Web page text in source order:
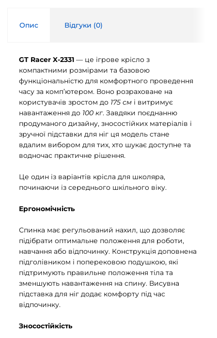
Опис Відгуки (0)
GT Racer X-2331 — це ігрове крісло з
компактними розмірами та базовою
функціональністю для комфортного проведення
часу за комп’ютером. Воно розраховане на
користувачів зростом до 175 см і витримує
навантаження до 100 кг. Завдяки поєднанню
продуманого дизайну, зносостійких матеріалів і
зручної підставки для ніг ця модель стане
вдалим вибором для тих, хто шукає доступне та
водночас практичне рішення.
Це один із варіантів крісла для школяра,
починаючи із середнього шкільного віку.
Ергономічність
Спинка має регульований нахил, що дозволяє
підібрати оптимальне положення для роботи,
навчання або відпочинку. Конструкція доповнена
підголівником і поперековою подушкою, які
підтримують правильне положення тіла та
зменшують навантаження на спину. Висувна
підставка для ніг додає комфорту під час
відпочинку.
Зносостійкість